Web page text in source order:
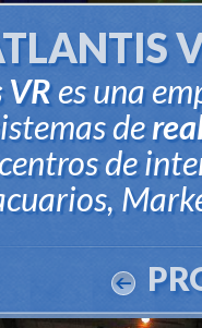
es una
de
de